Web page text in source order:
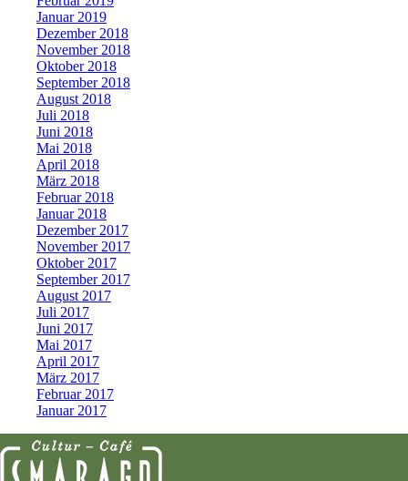
Januar 2019
Dezember 2018
November 2018
Oktober 2018
September 2018
August 2018
Juli 2018
Juni 2018
Mai 2018
April 2018
März 2018
Februar 2018
Januar 2018
Dezember 2017
November 2017
Oktober 2017
September 2017
August 2017
Juli 2017
Juni 2017
Mai 2017
April 2017
März 2017
Februar 2017
Januar 2017